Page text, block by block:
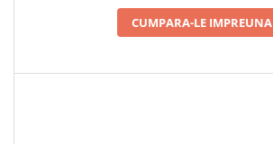
CUMPARA-LE IMPREUNA